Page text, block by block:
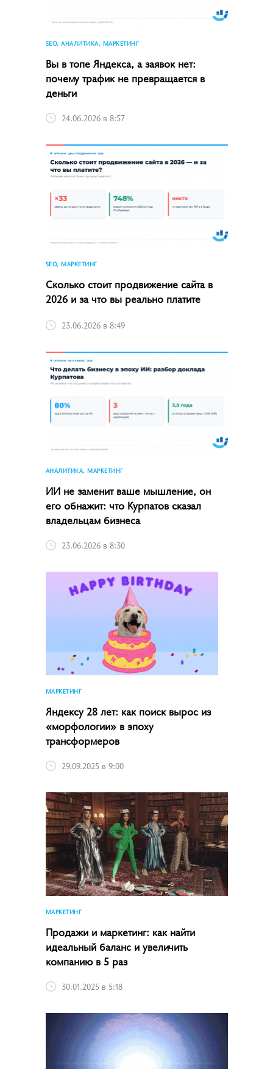
SEO, АНАЛИТИКА, МАРКЕТИНГ
Вы в топе Яндекса, а заявок нет:
почему трафик не превращается в
деньги
24.06.2026 в 8:57
SEO, МАРКЕТИНГ
Сколько стоит продвижение сайта в
2026 и за что вы реально платите
23.06.2026 в 8:49
АНАЛИТИКА, МАРКЕТИНГ
ИИ не заменит ваше мышление, он
его обнажит: что Курпатов сказал
владельцам бизнеса
23.06.2026 в 8:30
МАРКЕТИНГ
Яндексу 28 лет: как поиск вырос из
«морфологии» в эпоху
трансформеров
29.09.2025 в 9:00
МАРКЕТИНГ
Продажи и маркетинг: как найти
идеальный баланс и увеличить
компанию в 5 раз
30.01.2025 в 5:18